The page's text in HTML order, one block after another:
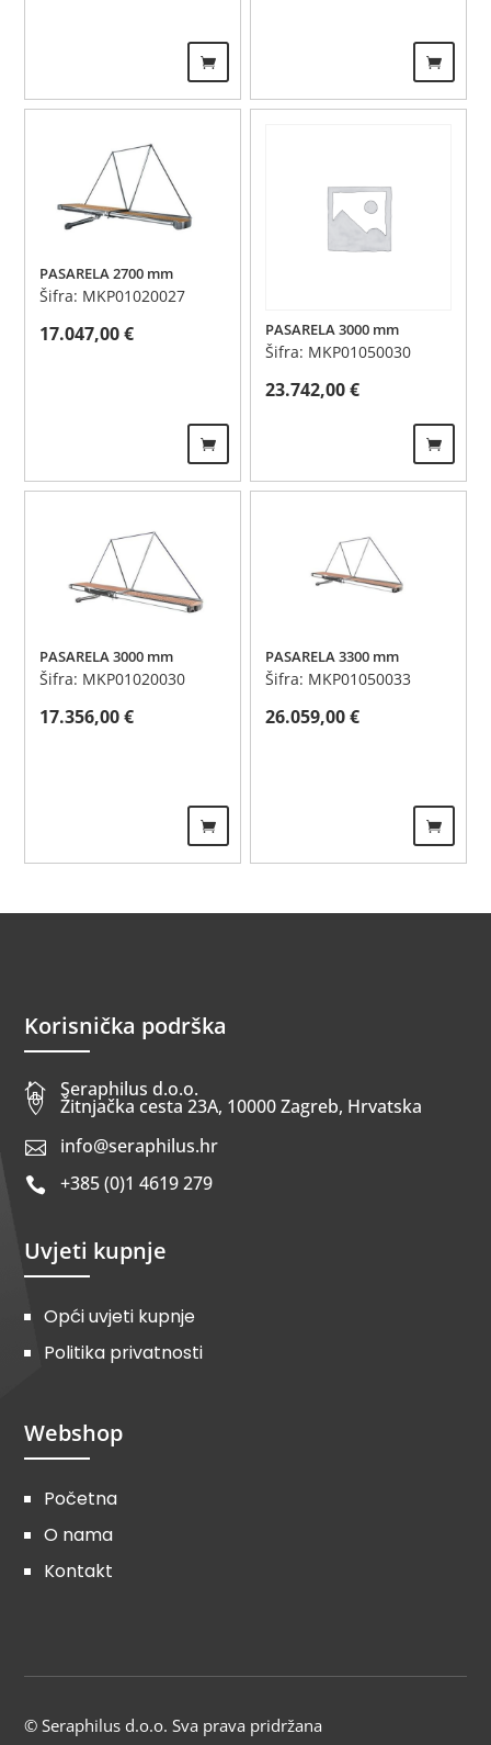
PASARELA 2700 mm
Šifra: MKP01020027
17.047,00€ PASARELA 3000 mm
Šifra: MKP01050030
23.742,00€
PASARELA 3000 mm
Šifra: MKP01020030
17.356,00€
PASARELA 3300 mm
Šifra: MKP01050033
26.059,00€
Korisnička podrška
 Seraphilus d.o.o.
 Žitnjačka cesta 23A, 10000 Zagreb, Hrvatska
 info@seraphilus.hr
 +385 (0)1 4619 279
Uvjeti kupnje
Opći uvjeti kupnje
Politika privatnosti
Webshop
Početna
O nama
Kontakt
© Seraphilus d.o.o. Sva prava pridržana